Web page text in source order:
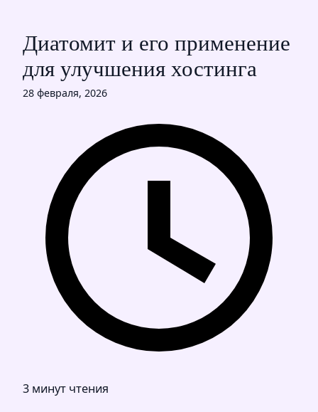
Диатомит и его применение
для улучшения хостинга
28 февраля, 2026
3 минут чтения